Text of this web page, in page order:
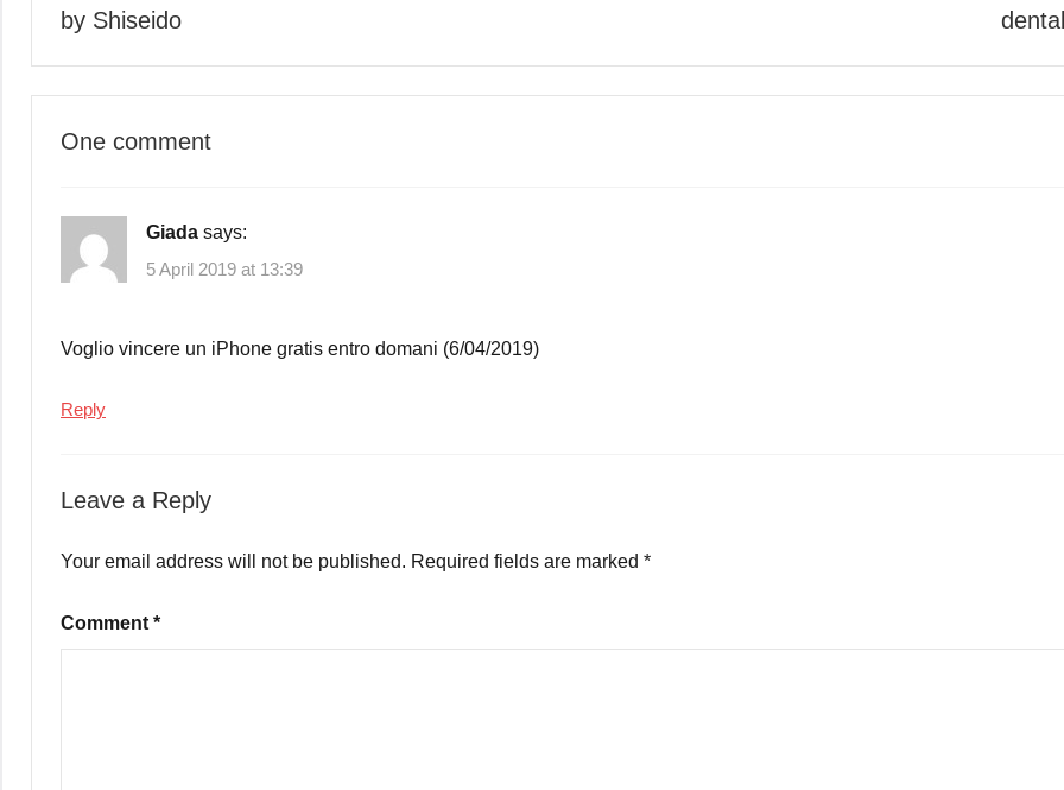
by Shiseido
One comment
Giada says:
5 April 2019 at 13:39
Voglio vincere un iPhone gratis entro domani (6/04/2019)
Reply
Leave a Reply
Your email address will not be published. Required fields are marked *
Comment *